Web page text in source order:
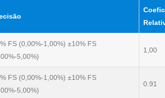
FS (0,00%-1,00%) ±10% FS
5,00%)
1,00
FS (0,00%-1,00%) ±10% FS
5,00%)
0.91